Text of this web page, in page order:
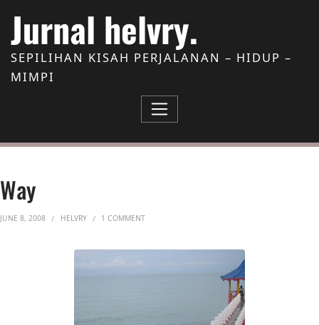
Jurnal helvry.
SEPILIHAN KISAH PERJALANAN – HIDUP –
MIMPI
Way
JUNE 8, 2008 HELVRY 1 COMMENTON WAY